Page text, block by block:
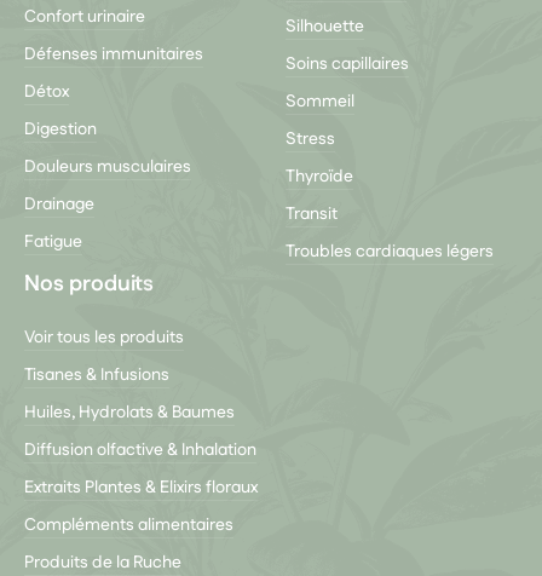
Confort urinaire
Défenses immunitaires
Détox
Digestion
Douleurs musculaires
Drainage
Fatigue
Silhouette
Soins capillaires
Sommeil
Stress
Thyroïde
Transit
Troubles cardiaques légers
Nos produits
Voir tous les produits
Tisanes & Infusions
Huiles, Hydrolats & Baumes
Diffusion olfactive & Inhalation
Extraits Plantes & Elixirs floraux
Compléments alimentaires
Produits de la Ruche